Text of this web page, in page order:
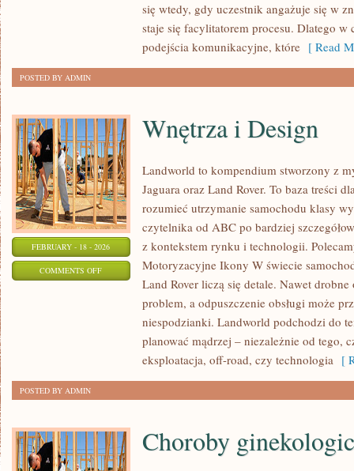
ROZUMIENIEsię wtedy, gdy uczestnik angażuje się w
staje się facylitatorem procesu. Dlatego
podejścia komunikacyjne, które [ Read
POSTED BY ADMIN
FEBRUARY - 18 - 2026
COMMENTS OFFON
Wnętrza i Design
Landworld to kompendium stworzony z
Jaguara oraz Land Rover. To baza treści
rozumieć utrzymanie samochodu klasy
czytelnika od ABC po bardziej
z kontekstem rynku i technologii.
Motoryzacyjne Ikony W świecie
Land Rover liczą się detale. Nawet
problem, a odpuszczenie obsługi może
niespodzianki. Landworld podchodzi do
planować mądrzej – niezależnie od tego,
eksploatacja, off-road, czy technologia [
POSTED BY ADMIN
Choroby